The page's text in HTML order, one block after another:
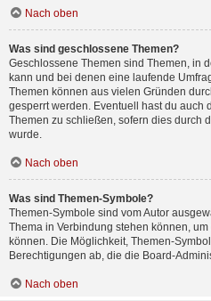
Nach oben
Was sind geschlossene Themen?
Geschlossene Themen sind Themen, in
kann und bei denen eine laufende
Themen können aus vielen Gründen
gesperrt werden. Eventuell hast du auch
Themen zu schließen, sofern dies durch
wurde.
Nach oben
Was sind Themen-Symbole?
Themen-Symbole sind vom Autor
Thema in Verbindung stehen können,
können. Die Möglichkeit, Themen-
Berechtigungen ab, die die Board-
Nach oben